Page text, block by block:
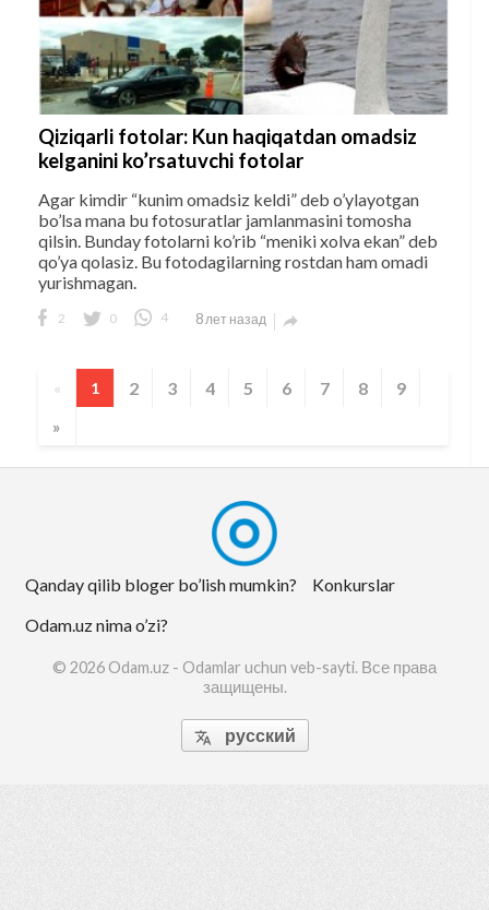
Qiziqarli fotolar: Kun haqiqatdan omadsiz
kelganini ko’rsatuvchi fotolar
Agar kimdir “kunim omadsiz keldi” deb o’ylayotgan
bo’lsa mana bu fotosuratlar jamlanmasini tomosha
qilsin. Bunday fotolarni ko’rib “meniki xolva ekan” deb
qo’ya qolasiz. Bu fotodagilarning rostdan ham omadi
yurishmagan.
2 0 4 8 лет назад 
« 1 2 3 4 5 6 7 8
9
»
Qanday qilib bloger bo’lish mumkin?
Konkurslar
Odam.uz nima o’zi?
© 2026 Odam.uz - Odamlar uchun veb-sayti. Все права
защищены.
 русский